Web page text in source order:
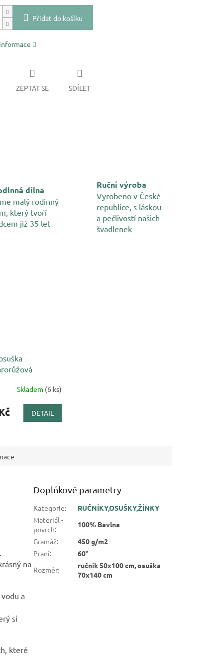
Přidat do košíku
ZEPTAT SE SDÍLET
dílna
malý rodinný
který tvoří
již 35 let
Ruční výroba
Vyrobeno v České
republice, s láskou
a pečlivostí našich
švadlenek
Skladem (6 ks)
DETAIL
na
a
si
které
Doplňkové parametry
Kategorie:
RUČNÍKY,OSUŠKY,ŽÍNKY
Materiál -
povrch:
100% Bavlna
Gramáž:
450 g/m2
Praní:
60°
Rozměr:
ručník 50x100 cm, osuška
70x140 cm